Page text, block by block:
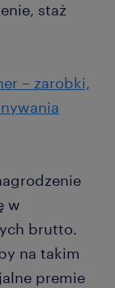
staż
– zarobki,
w
brutto.
na takim
premie